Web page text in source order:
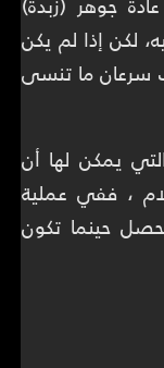
لكن إذا لم يكن
سرعان ما تنسى
يمكن لها أن
، ففي عملية
حينما تكون